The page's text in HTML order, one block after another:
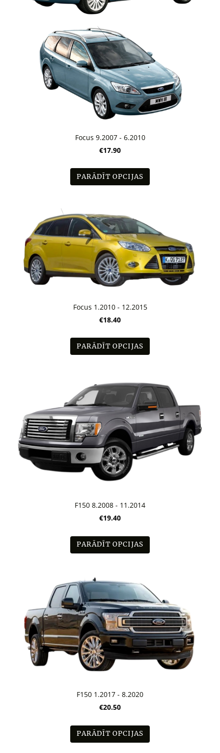
Focus 9.2007 - 6.2010
€17.90
PARĀDĪT OPCIJAS
Focus 1.2010 - 12.2015
€18.40
PARĀDĪT OPCIJAS
F150 8.2008 - 11.2014
€19.40
PARĀDĪT OPCIJAS
F150 1.2017 - 8.2020
€20.50
PARĀDĪT OPCIJAS